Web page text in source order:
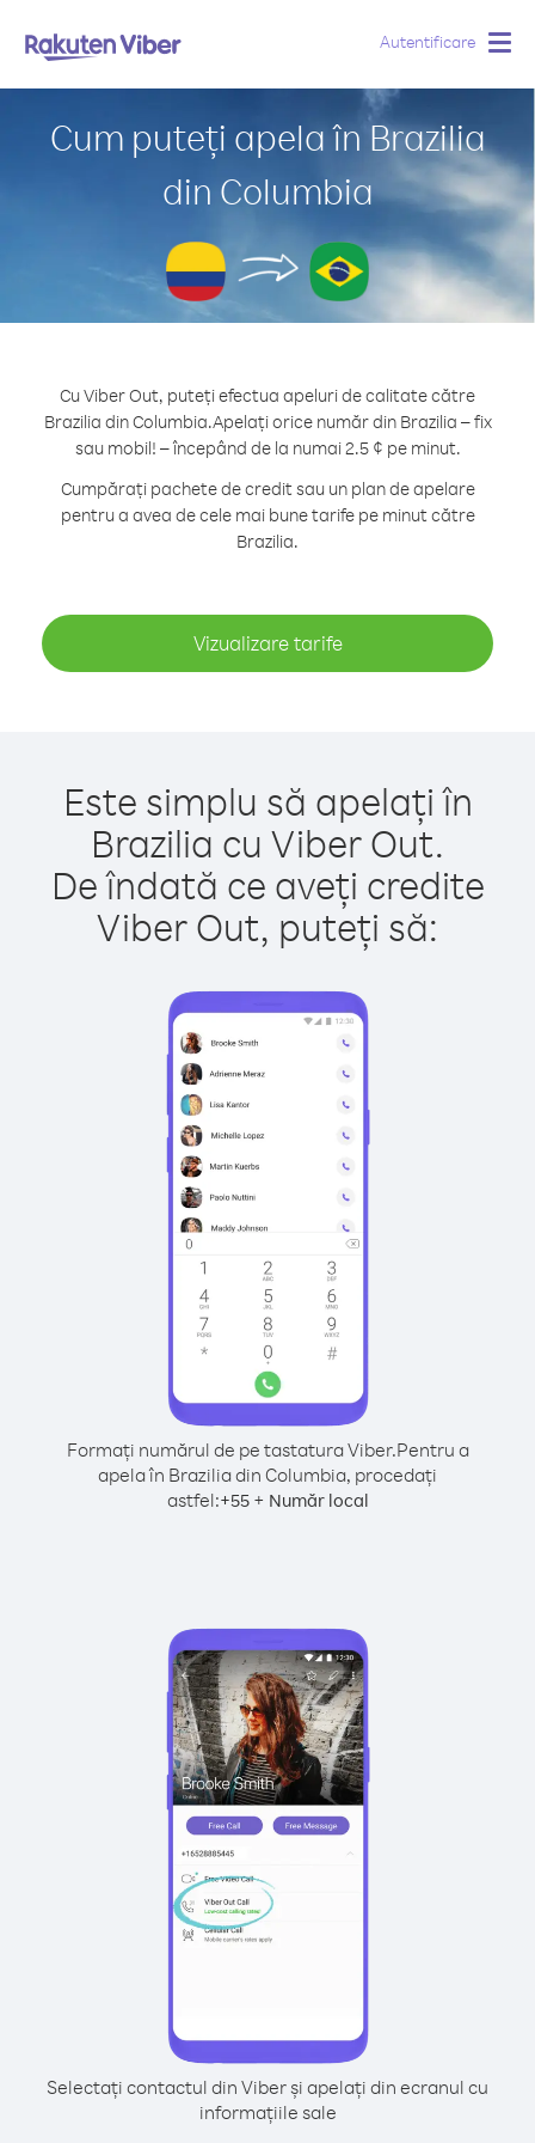
Autentificare
Cum puteți apela în Brazilia
din Columbia
Cu Viber Out, puteți efectua apeluri de calitate către
Brazilia din Columbia.Apelați orice număr din Brazilia – fix
sau mobil! – începând de la numai 2.5 ¢ pe minut.
Cumpărați pachete de credit sau un plan de apelare
pentru a avea de cele mai bune tarife pe minut către
Brazilia.
Vizualizare tarife
Este simplu să apelați în
Brazilia cu Viber Out.
De îndată ce aveți credite
Viber Out, puteți să:
Formați numărul de pe tastatura Viber.Pentru a
apela în Brazilia din Columbia, procedați
astfel:+55+ Număr local
Selectați contactul din Viber și apelați din ecranul cu
informațiile sale